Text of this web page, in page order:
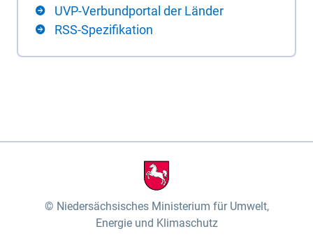
UVP-Verbundportal der Länder
RSS-Spezifikation
Niedersächsisches Ministerium für Umwelt,
Energie und Klimaschutz